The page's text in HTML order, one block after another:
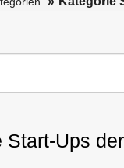
Start-Ups